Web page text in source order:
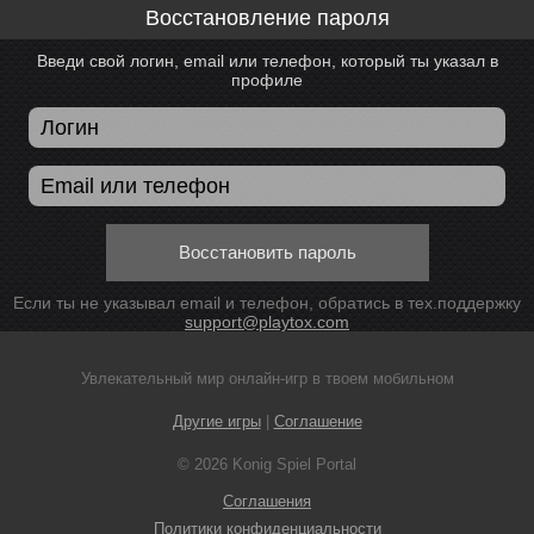
Восстановление пароля
Введи свой логин, email или телефон, который ты указал в
профиле
Восстановить пароль
Если ты не указывал email и телефон, обратись в тех.поддержку
support@playtox.com
Увлекательный мир онлайн-игр в твоем мобильном
Другие игры| Соглашение
© 2026 Konig Spiel Portal
Соглашения
Политики конфиденциальности